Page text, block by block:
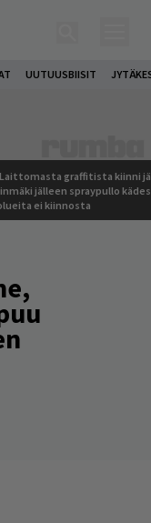
UUTUUSBIISIT
Laittomasta graffitista kiinni
jälleen spraypullo
ei kiinnosta